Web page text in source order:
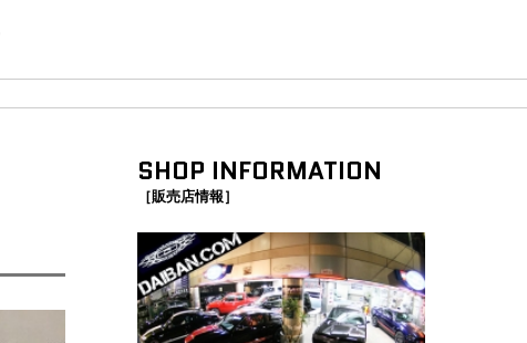
SHOP INFORMATION
［販売店情報］